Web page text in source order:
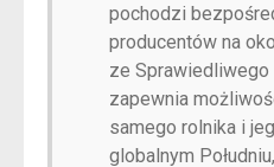
pochodzi
producentów na
ze Sprawiedliwego
zapewnia
samego rolnika i
globalnym